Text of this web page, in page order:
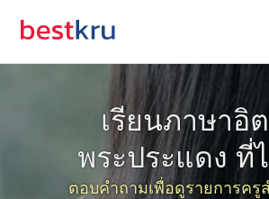
เรียนภาษาอิ
พระประแดง ที่
ตอบคำถามเพื่อดูรายการค